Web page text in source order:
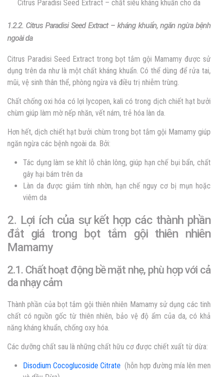
Citrus Paradisi Seed Extract – chất siêu kháng khuẩn cho da
1.2.2. Citrus Paradisi Seed Extract – kháng khuẩn, ngăn ngừa bệnh
ngoài da
Citrus Paradisi Seed Extract trong bọt tắm gội Mamamy được sử
dụng trên da như là một chất kháng khuẩn. Có thể dùng để rửa tai,
mũi, vệ sinh thân thể, phòng ngừa và điều trị nhiễm trùng.
Chất chống oxi hóa có lợi lycopen, kali có trong dịch chiết hạt bưởi
chùm giúp làm mờ nếp nhăn, vết nám, trẻ hóa làn da.
Hơn hết, dịch chiết hạt bưởi chùm trong bọt tắm gội Mamamy giúp
ngăn ngừa các bệnh ngoài da. Bởi:
Tác dụng làm se khít lỗ chân lông, giúp hạn chế bụi bẩn, chất
gây hại bám trên da
Làn da được giảm tính nhờn, hạn chế nguy cơ bị mụn hoặc
viêm da
2. Lợi ích của sự kết hợp các thành phần
đắt giá trong bọt tắm gội thiên nhiên
Mamamy
2.1. Chất hoạt động bề mặt nhẹ, phù hợp với cả
da nhạy cảm
Thành phần của bọt tắm gội thiên nhiên Mamamy sử dụng các tinh
chất có nguồn gốc từ thiên nhiên, bảo vệ độ ẩm của da, có khả
năng kháng khuẩn, chống oxy hóa.
Các dưỡng chất sau là những chất hữu cơ được chiết xuất từ dừa:
Disodium Cocoglucoside Citrate (hỗn hợp đường mía lên men